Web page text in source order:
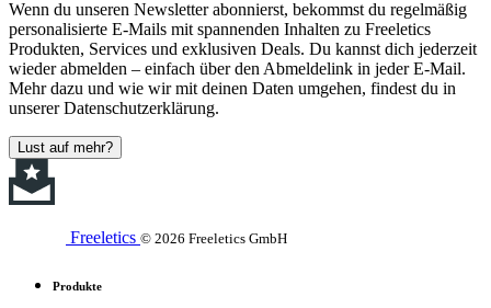
Wenn du unseren Newsletter abonnierst, bekommst du regelmäßig
personalisierte E-Mails mit spannenden Inhalten zu Freeletics
Produkten, Services und exklusiven Deals. Du kannst dich jederzeit
wieder abmelden – einfach über den Abmeldelink in jeder E-Mail.
Mehr dazu und wie wir mit deinen Daten umgehen, findest du in
unserer Datenschutzerklärung.
Lust auf mehr?
Freeletics © 2026 Freeletics GmbH
Produkte